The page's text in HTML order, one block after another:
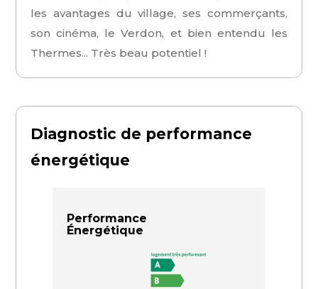
les avantages du village, ses commerçants,
son cinéma, le Verdon, et bien entendu les
Thermes... Très beau potentiel !
Diagnostic de performance
énergétique
Performance
Énergétique